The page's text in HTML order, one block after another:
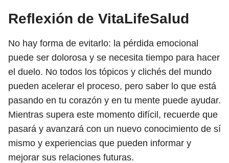
Reflexión de VitaLifeSalud
No hay forma de evitarlo: la pérdida emocional
puede ser dolorosa y se necesita tiempo para hacer
el duelo. No todos los tópicos y clichés del mundo
pueden acelerar el proceso, pero saber lo que está
pasando en tu corazón y en tu mente puede ayudar.
Mientras supera este momento difícil, recuerde que
pasará y avanzará con un nuevo conocimiento de sí
mismo y experiencias que pueden informar y
mejorar sus relaciones futuras.